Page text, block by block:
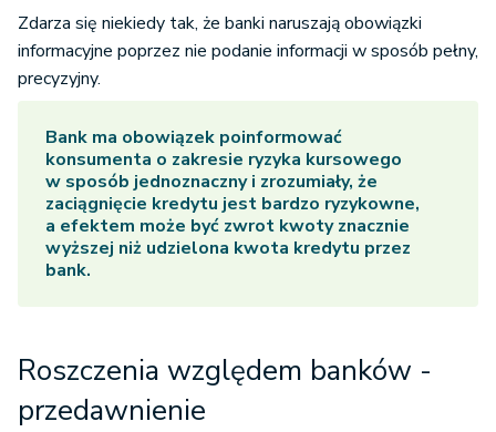
Zdarza się niekiedy tak, że banki naruszają obowiązki
informacyjne poprzez nie podanie informacji w sposób pełny,
precyzyjny.
Bank ma obowiązek poinformować
konsumenta o zakresie ryzyka kursowego
w sposób jednoznaczny i zrozumiały, że
zaciągnięcie kredytu jest bardzo ryzykowne,
a efektem może być zwrot kwoty znacznie
wyższej niż udzielona kwota kredytu przez
bank.
Roszczenia względem banków -
przedawnienie